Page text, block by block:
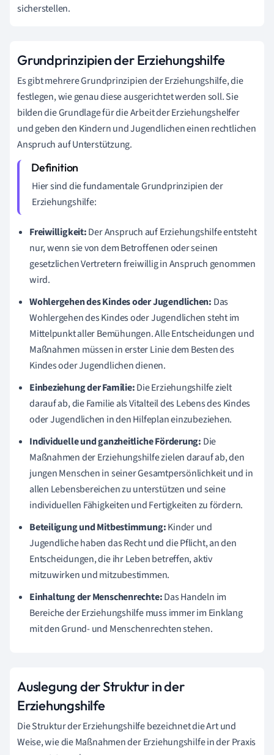
sicherstellen.
Grundprinzipien der Erziehungshilfe
Es gibt mehrere Grundprinzipien der Erziehungshilfe, die
festlegen, wie genau diese ausgerichtet werden soll. Sie
bilden die Grundlage für die Arbeit der Erziehungshelfer
und geben den Kindern und Jugendlichen einen rechtlichen
Anspruch auf Unterstützung.
Hier sind die fundamentale Grundprinzipien der
Erziehungshilfe:
Freiwilligkeit:Der Anspruch auf Erziehungshilfe entsteht
nur, wenn sie von dem Betroffenen oder seinen
gesetzlichen Vertretern freiwillig in Anspruch genommen
wird.
Wohlergehen des Kindes oder Jugendlichen: Das
Wohlergehen des Kindes oder Jugendlichen steht im
Mittelpunkt aller Bemühungen. Alle Entscheidungen und
Maßnahmen müssen in erster Linie dem Besten des
Kindes oder Jugendlichen dienen.
Einbeziehung der Familie:Die Erziehungshilfe zielt
darauf ab, die Familie als Vitalteil des Lebens des Kindes
oder Jugendlichen in den Hilfeplan einzubeziehen.
Individuelle und ganzheitliche Förderung: Die
Maßnahmen der Erziehungshilfe zielen darauf ab, den
jungen Menschen in seiner Gesamtpersönlichkeit und in
allen Lebensbereichen zu unterstützen und seine
individuellen Fähigkeiten und Fertigkeiten zu fördern.
Beteiligung und Mitbestimmung:Kinder und
Jugendliche haben das Recht und die Pflicht, an den
Entscheidungen, die ihr Leben betreffen, aktiv
mitzuwirken und mitzubestimmen.
Einhaltung der Menschenrechte:Das Handeln im
Bereiche der Erziehungshilfe muss immer im Einklang
mit den Grund- und Menschenrechten stehen.
Auslegung der Struktur in der
Erziehungshilfe
Die Struktur der Erziehungshilfe bezeichnet die Art und
Weise, wie die Maßnahmen der Erziehungshilfe in der Praxis